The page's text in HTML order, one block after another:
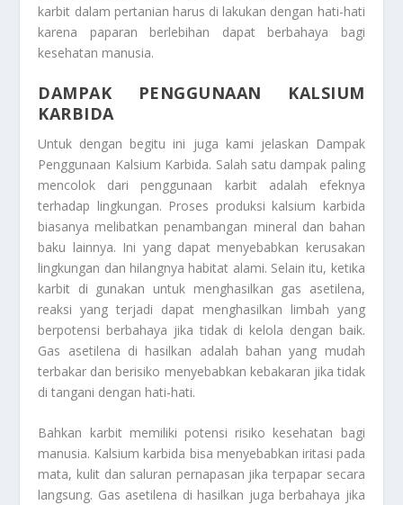
karbit dalam pertanian harus di lakukan dengan hati-hati
karena paparan berlebihan dapat berbahaya bagi
kesehatan manusia.
DAMPAK PENGGUNAAN KALSIUM
KARBIDA
Untuk dengan begitu ini juga kami jelaskan Dampak
Penggunaan Kalsium Karbida. Salah satu dampak paling
mencolok dari penggunaan karbit adalah efeknya
terhadap lingkungan. Proses produksi kalsium karbida
biasanya melibatkan penambangan mineral dan bahan
baku lainnya. Ini yang dapat menyebabkan kerusakan
lingkungan dan hilangnya habitat alami. Selain itu, ketika
karbit di gunakan untuk menghasilkan gas asetilena,
reaksi yang terjadi dapat menghasilkan limbah yang
berpotensi berbahaya jika tidak di kelola dengan baik.
Gas asetilena di hasilkan adalah bahan yang mudah
terbakar dan berisiko menyebabkan kebakaran jika tidak
di tangani dengan hati-hati.
Bahkan karbit memiliki potensi risiko kesehatan bagi
manusia. Kalsium karbida bisa menyebabkan iritasi pada
mata, kulit dan saluran pernapasan jika terpapar secara
langsung. Gas asetilena di hasilkan juga berbahaya jika